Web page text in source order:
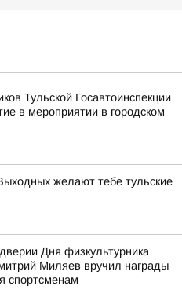
Тульской Госавтоинспекции
в мероприятии в городском
желают тебе тульские
Дня физкультурника
Миляев вручил награды
спортсменам